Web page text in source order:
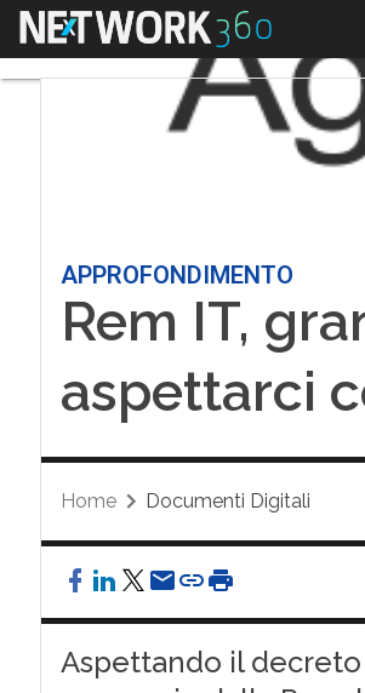
Menu
APPROFONDIMENTO
Rem IT,
aspettarci
Home Documenti Digitali
Aspettando il